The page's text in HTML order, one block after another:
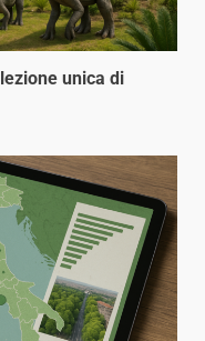
unica di